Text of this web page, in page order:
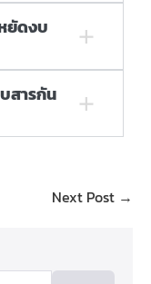
ยัดงบ
สารกัน
Next Post →